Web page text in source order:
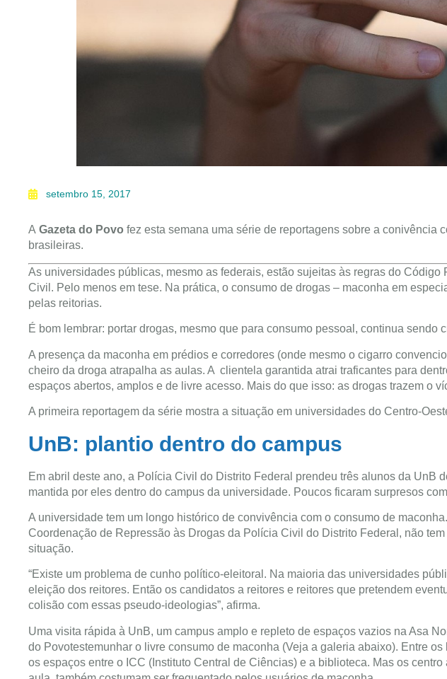
setembro 15, 2017
A Gazeta do Povo fez esta semana uma série de reportagens sobre a conivência
brasileiras.
As universidades públicas, mesmo as federais, estão sujeitas às regras do
Civil. Pelo menos em tese. Na prática, o consumo de drogas – maconha em
pelas reitorias.
É bom lembrar: portar drogas, mesmo que para consumo pessoal, continua sendo
A presença da maconha em prédios e corredores (onde mesmo o cigarro
cheiro da droga atrapalha as aulas. A clientela garantida atrai traficantes para
espaços abertos, amplos e de livre acesso. Mais do que isso: as drogas trazem o
A primeira reportagem da série mostra a situação em universidades do Centro-
UnB: plantio dentro do campus
Em abril deste ano, a Polícia Civil do Distrito Federal prendeu três alunos da UnB
mantida por eles dentro do campus da universidade. Poucos ficaram surpresos
A universidade tem um longo histórico de convivência com o consumo de
Coordenação de Repressão às Drogas da Polícia Civil do Distrito Federal, não
situação.
“Existe um problema de cunho político-eleitoral. Na maioria das universidades
eleição dos reitores. Então os candidatos a reitores e reitores que pretendem
colisão com essas pseudo-ideologias”, afirma.
Uma visita rápida à UnB, um campus amplo e repleto de espaços vazios na Asa
do Povotestemunhar o livre consumo de maconha (Veja a galeria abaixo). Entre
os espaços entre o ICC (Instituto Central de Ciências) e a biblioteca. Mas os